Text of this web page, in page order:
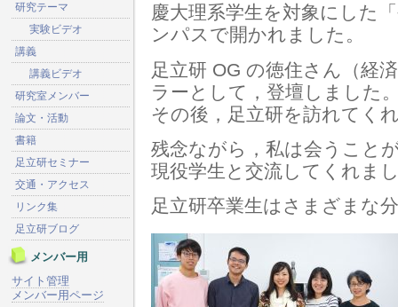
慶大理系学生を対象にした
ンパスで開かれました。
足立研 OG の徳住さん（経
ラーとして，登壇しました
その後，足立研を訪れてく
残念ながら，私は会うこと
現役学生と交流してくれま
足立研卒業生はさまざまな
研究テーマ
実験ビデオ
講義
講義ビデオ
研究室メンバー
論文・活動
書籍
足立研セミナー
交通・アクセス
リンク集
足立研ブログ
メンバー用
サイト管理
メンバー用ページ